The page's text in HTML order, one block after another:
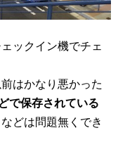
ックイン機でチェ
はかなり悪かった
で保存されている
などは問題無くでき